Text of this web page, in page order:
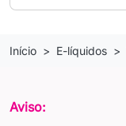
Início E-líquidos
Aviso: